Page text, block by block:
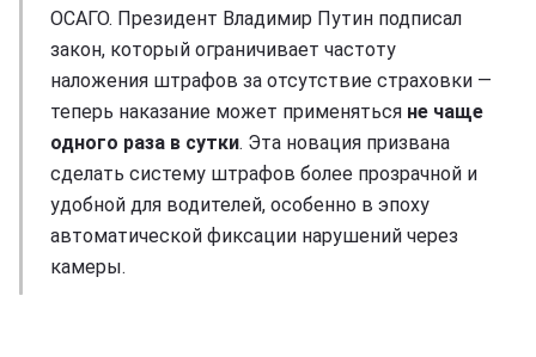
ОСАГО. Президент Владимир Путин подписал
закон, который ограничивает частоту
наложения штрафов за отсутствие страховки —
теперь наказание может применяться не чаще
одного раза в сутки. Эта новация призвана
сделать систему штрафов более прозрачной и
удобной для водителей, особенно в эпоху
автоматической фиксации нарушений через
камеры.